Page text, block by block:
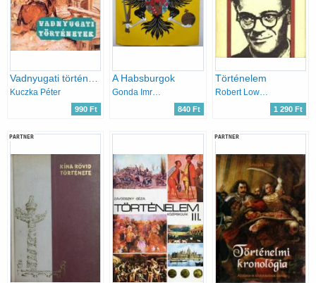
Kuczka Péter
990 Ft
A Habsburgok
Gonda Imre-Niederhauser Emil
840 Ft
Történelem
Robert Lowell
1 290 Ft
PARTNER PARTNER